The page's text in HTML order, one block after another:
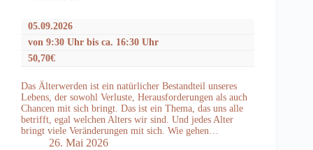
05.09.2026
von 9:30 Uhr bis ca. 16:30 Uhr
50,70€
Das Älterwerden ist ein natürlicher Bestandteil unseres
Lebens, der sowohl Verluste, Herausforderungen als auch
Chancen mit sich bringt. Das ist ein Thema, das uns alle
betrifft, egal welchen Alters wir sind. Und jedes Alter
bringt viele Veränderungen mit sich. Wie gehen…
26. Mai 2026